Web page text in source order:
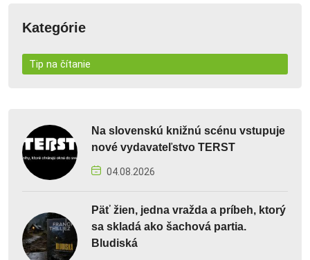
Kategórie
Tip na čítanie
Na slovenskú knižnú scénu vstupuje
nové vydavateľstvo TERST
04.08.2026
Päť žien, jedna vražda a príbeh, ktorý
sa skladá ako šachová partia.
Bludiská